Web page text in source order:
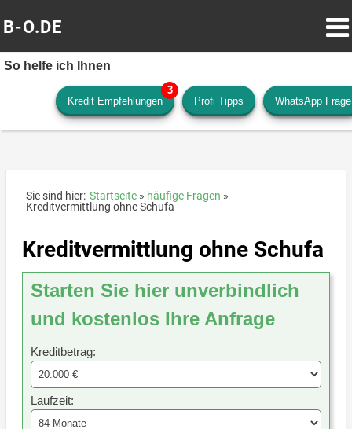
B-O.DE
So helfe ich Ihnen
Kredit Empfehlungen Profi Tipps WhatsApp Frage
Sie sind hier: Startseite
häufige Fragen
Kreditvermittlung ohne Schufa
Kreditvermittlung ohne Schufa
Starten Sie hier unverbindlich
und kostenlos Ihre Anfrage
Kreditbetrag:
Laufzeit: